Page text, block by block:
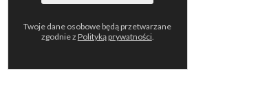
Twoje dane osobowe będą przetwarzane
zgodnie z Polityką prywatności.